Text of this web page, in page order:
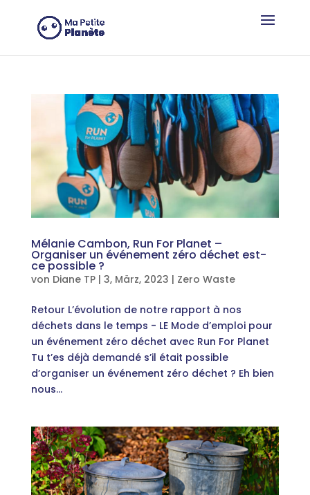
Mélanie Cambon, Run For Planet –
Organiser un événement zéro déchet est-
ce possible ?
von Diane TP| 3, März, 2023 | Zero Waste
Retour L’évolution de notre rapport à nos
déchets dans le temps - LE Mode d’emploi pour
un événement zéro déchet avec Run For Planet
Tu t’es déjà demandé s’il était possible
d’organiser un événement zéro déchet ? Eh bien
nous...